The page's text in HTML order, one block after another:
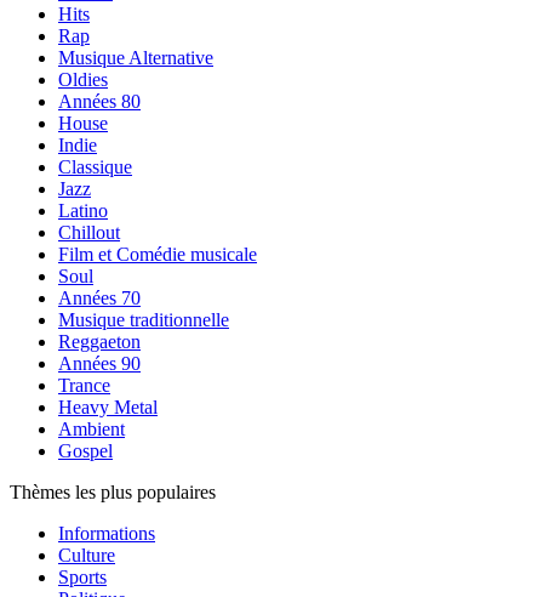
Hits
Rap
Musique Alternative
Oldies
Années 80
House
Indie
Classique
Jazz
Latino
Chillout
Film et Comédie musicale
Soul
Années 70
Musique traditionnelle
Reggaeton
Années 90
Trance
Heavy Metal
Ambient
Gospel
Thèmes les plus populaires
Informations
Culture
Sports